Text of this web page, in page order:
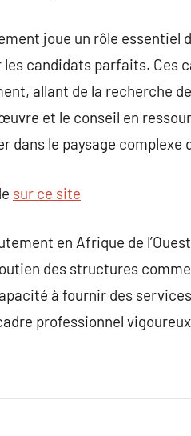
joue un rôle essentiel
candidats parfaits. Ces
allant de la recherche
et le conseil en
dans le paysage complexe
sur ce site
en Afrique de
des structures
à fournir des
professionnel